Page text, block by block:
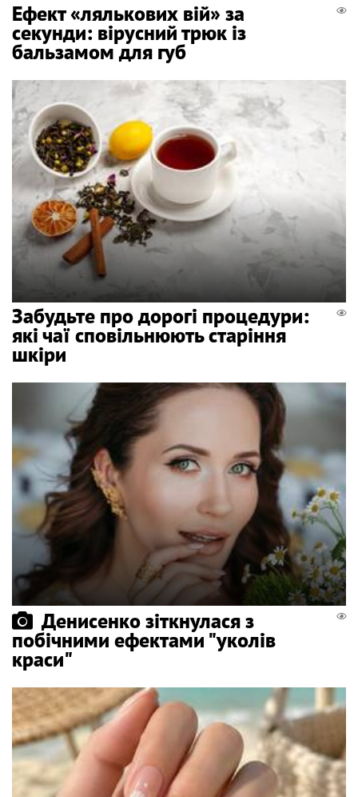
Ефект «лялькових вій» за
секунди: вірусний трюк із
бальзамом для губ
Забудьте про дорогі процедури:
які чаї сповільнюють старіння
шкіри
Денисенко зіткнулася з
побічними ефектами "уколів
краси"